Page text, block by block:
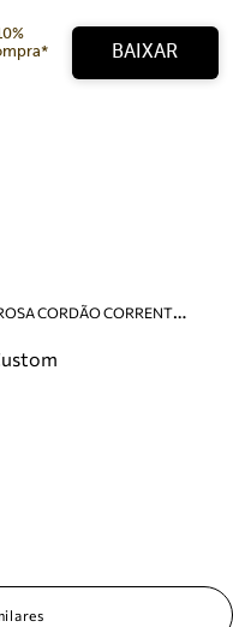
e mais.
devoluções.
BAIXAR
B
AG CHARM ROSA CORDÃO CORRENTE CUSTOM